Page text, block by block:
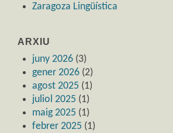
Zaragoza Lingüística
ARXIU
juny 2026 (3)
gener 2026 (2)
agost 2025 (1)
juliol 2025 (1)
maig 2025 (1)
febrer 2025 (1)